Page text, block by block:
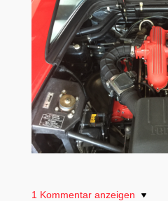
1 Kommentar anzeigen